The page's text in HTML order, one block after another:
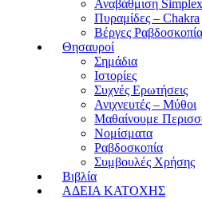
Αναβάθμιση
Πυραμίδες – Chakra
Βέργες
Θησαυροί
Σημάδια
Ιστορίες
Συχνές Ερωτήσεις
Ανιχνευτές – Μύθοι
Μαθαίνουμε
Νομίσματα
Ραβδοσκοπία
Συμβουλές Χρήσης
Βιβλία
ΑΔΕΙΑ ΚΑΤΟΧΗΣ